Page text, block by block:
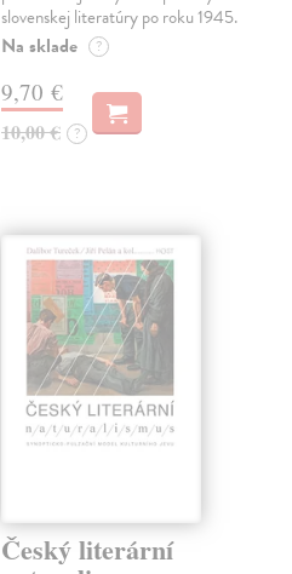
slovenskej literatúry po roku 1945.
Na sklade ?
9,70 €
10,00 € ?
Český literární